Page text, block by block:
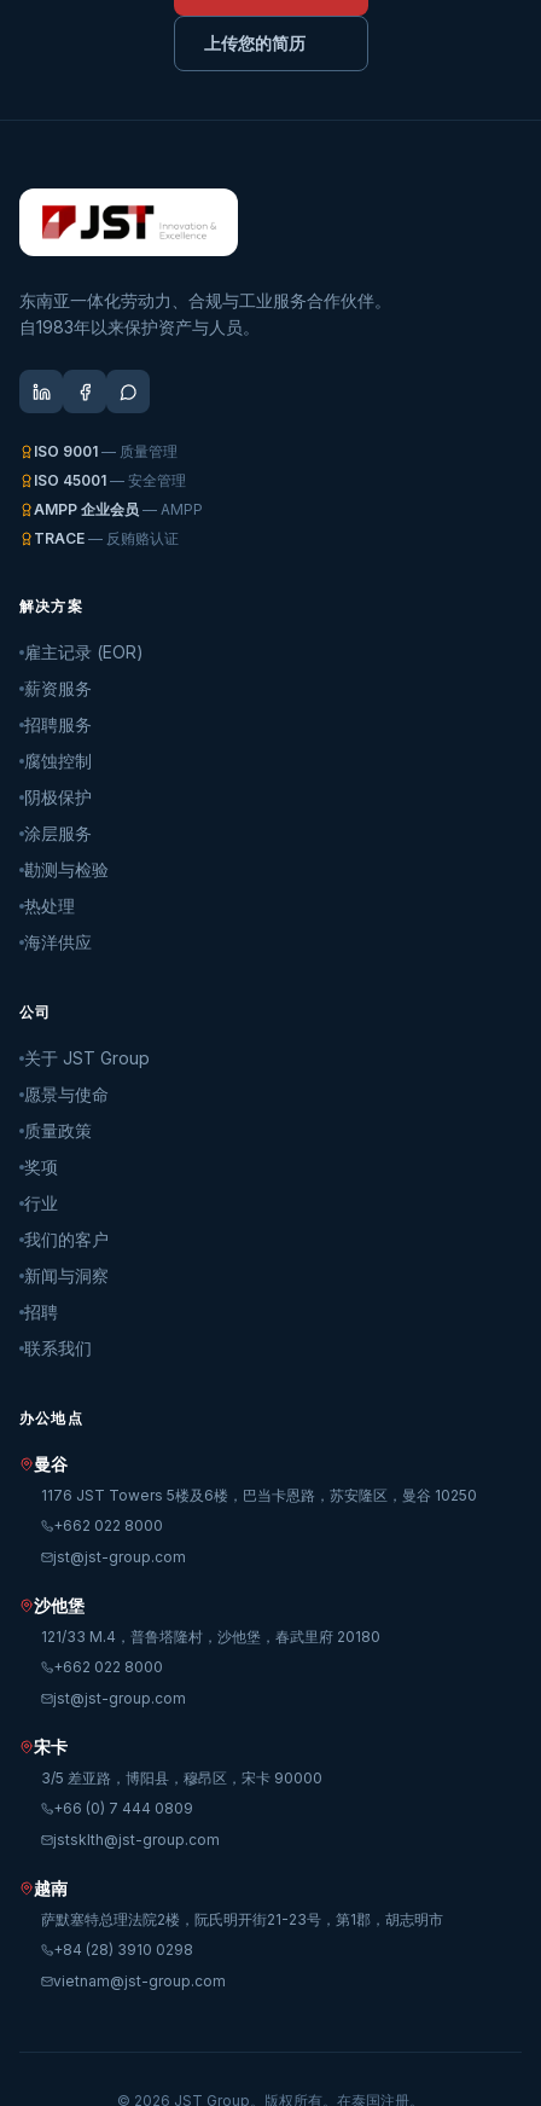
上传您的简历
东南亚一体化劳动力、合规与工业服务合作伙伴。
自1983年以来保护资产与人员。
ISO 9001 — 质量管理
ISO 45001 — 安全管理
AMPP 企业会员 — AMPP
TRACE — 反贿赂认证
解决方案
雇主记录 (EOR)
薪资服务
招聘服务
腐蚀控制
阴极保护
涂层服务
勘测与检验
热处理
海洋供应
公司
关于 JST Group
愿景与使命
质量政策
奖项
行业
我们的客户
新闻与洞察
招聘
联系我们
办公地点
曼谷
1176 JST Towers 5楼及6楼，巴当卡恩路，苏安隆区，曼谷 10250
+662 022 8000
jst@jst-group.com
沙他堡
121/33 M.4，普鲁塔隆村，沙他堡，春武里府 20180
+662 022 8000
jst@jst-group.com
宋卡
3/5 差亚路，博阳县，穆昂区，宋卡 90000
+66 (0) 7 444 0809
jstsklth@jst-group.com
越南
萨默塞特总理法院2楼，阮氏明开街21-23号，第1郡，胡志明市
+84 (28) 3910 0298
vietnam@jst-group.com
© 2026 JST Group。版权所有。在泰国注册。